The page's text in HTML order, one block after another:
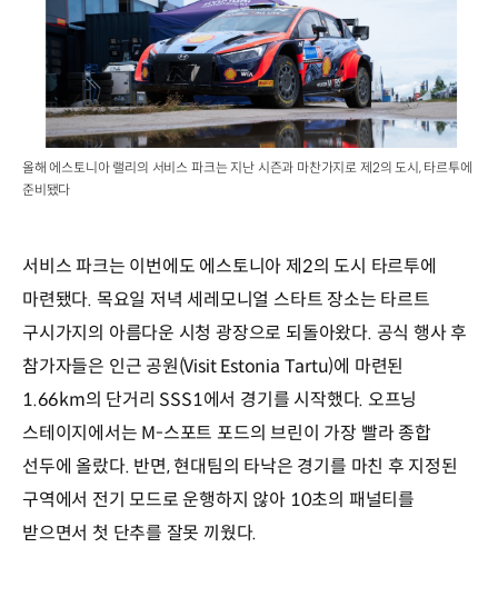
올해 에스토니아 랠리의 서비스 파크는 지난 시즌과 마찬가지로 제2의 도시, 타르투에
준비됐다
서비스 파크는 이번에도 에스토니아 제2의 도시 타르투에
마련됐다. 목요일 저녁 세레모니얼 스타트 장소는 타르트
구시가지의 아름다운 시청 광장으로 되돌아왔다. 공식 행사 후
참가자들은 인근 공원(Visit Estonia Tartu)에 마련된
1.66km의 단거리 SSS1에서 경기를 시작했다. 오프닝
스테이지에서는 M-스포트 포드의 브린이 가장 빨라 종합
선두에 올랐다. 반면, 현대팀의 타낙은 경기를 마친 후 지정된
구역에서 전기 모드로 운행하지 않아 10초의 패널티를
받으면서 첫 단추를 잘못 끼웠다.